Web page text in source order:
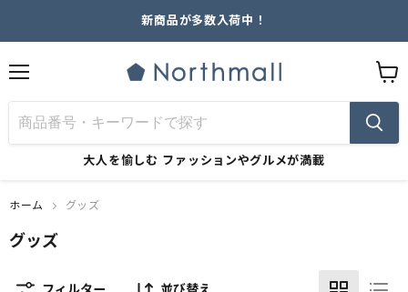
新商品が多数入荷中！
メ
ニ
ュ
ー
大人を愉しむ ファッションやグルメが満載
ー
ト
を
ホーム グッズ
グッズ